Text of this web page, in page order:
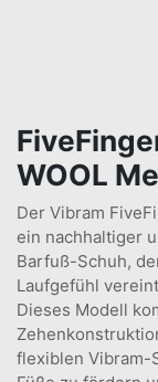
WOOL
Der Vibram
ein nachhaltiger
Barfuß-Schuh,
Laufgefühl
Dieses Modell
flexiblen Vibram-